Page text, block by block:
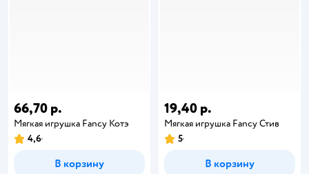
66,70 р.
Мягкая игрушка Fancy Котэ
4,6
В корзину
19,40 р.
Мягкая игрушка Fancy Стив
5
В корзину